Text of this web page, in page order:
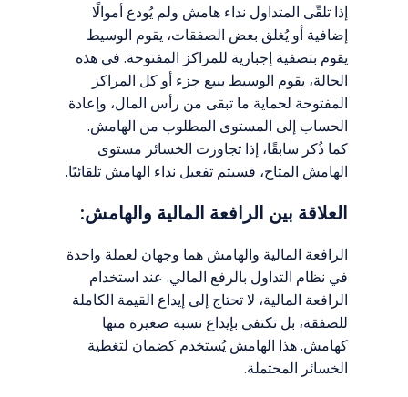
إذا تلقّى المتداول نداء هامش ولم يُودع أموالًا
إضافية أو يُغلق بعض الصفقات، يقوم الوسيط
يقوم بتصفية إجبارية للمراكز المفتوحة. في هذه
الحالة، يقوم الوسيط ببيع جزء أو كل المراكز
المفتوحة لحماية ما تبقى من رأس المال، وإعادة
الحساب إلى المستوى المطلوب من الهامش.
كما ذُكر سابقًا، إذا تجاوزت الخسائر مستوى
الهامش المتاح، فسيتم تفعيل نداء الهامش تلقائيًا.
العلاقة بين الرافعة المالية والهامش:
الرافعة المالية والهامش هما وجهان لعملة واحدة
في نظام التداول بالرفع المالي. عند استخدام
الرافعة المالية، لا تحتاج إلى إيداع القيمة الكاملة
للصفقة، بل تكتفي بإيداع نسبة صغيرة منها
كهامش. هذا الهامش يُستخدم كضمان لتغطية
الخسائر المحتملة.